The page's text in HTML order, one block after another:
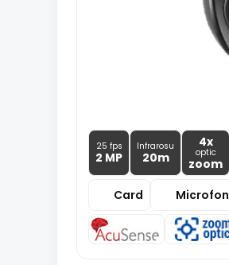
25 fps
2 MP
Infrarosu
20m
4x
optic
zoom
Card
Microfon